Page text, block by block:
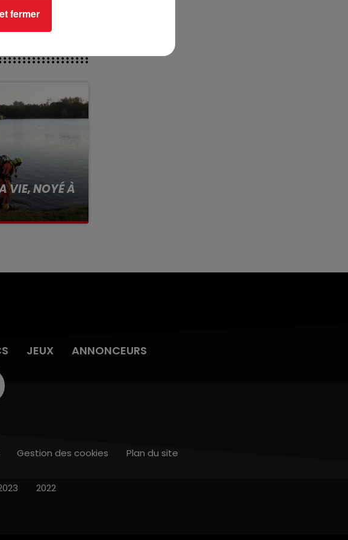
VIE, NOYÉ À
JEUX ANNONCEURS
Gestion des cookies Plan du site
2022
fermer